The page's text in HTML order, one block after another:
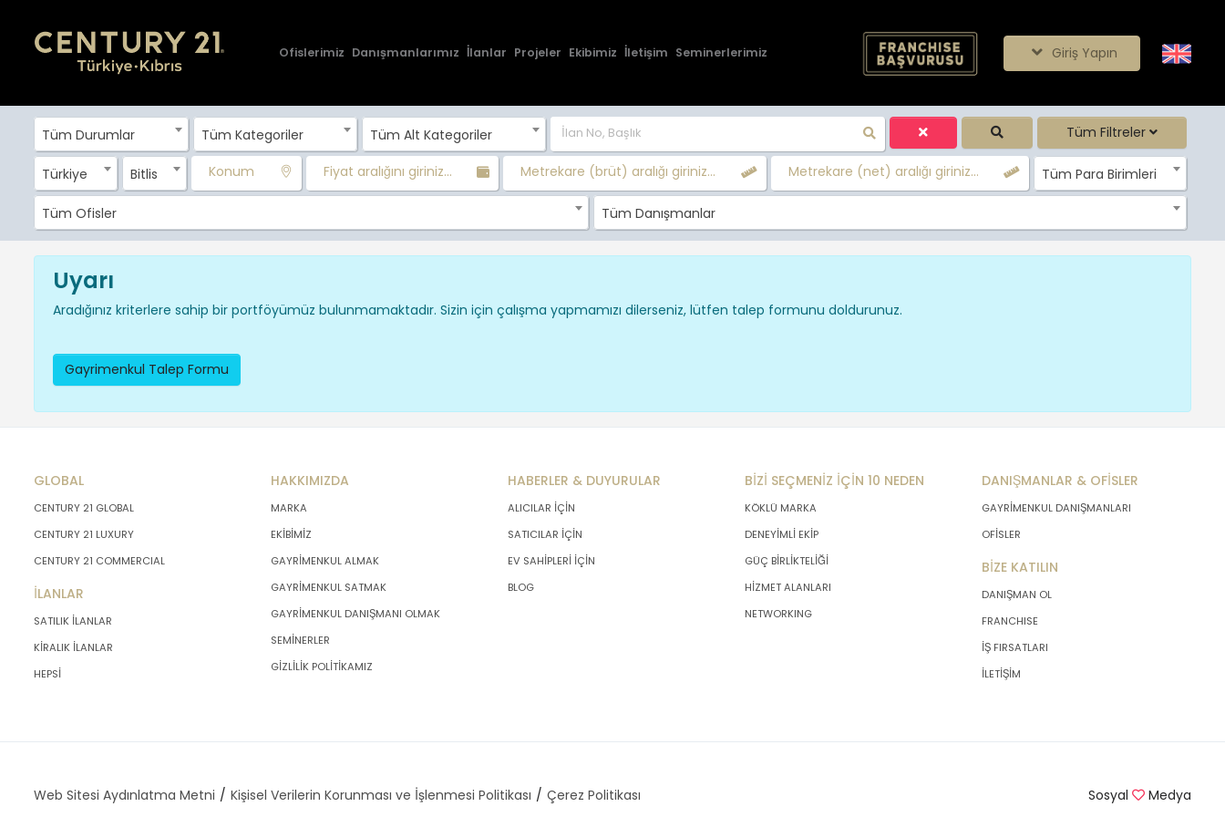
Ofislerimiz Danışmanlarımız İlanlar Projeler Ekibimiz İletişim Seminerlerimiz Giriş Yapın
Tüm Durumlar Tüm Kategoriler Tüm Alt Kategoriler Tüm Filtreler
Türkiye Bitlis Konum Fiyat aralığını giriniz... Metrekare (brüt) aralığı giriniz... Metrekare (net) aralığı giriniz... Tüm Para Birimleri
Tüm Ofisler Tüm Danışmanlar
Uyarı
Aradığınız kriterlere sahip bir portföyümüz bulunmamaktadır. Sizin için çalışma yapmamızı dilerseniz, lütfen talep formunu doldurunuz.
Gayrimenkul Talep Formu
GLOBAL
CENTURY 21 GLOBAL
CENTURY 21 LUXURY
CENTURY 21 COMMERCIAL
İLANLAR
SATILIK İLANLAR
KİRALIK İLANLAR
HEPSİ
HAKKIMIZDA
MARKA
EKİBİMİZ
GAYRİMENKUL ALMAK
GAYRİMENKUL SATMAK
GAYRİMENKUL DANIŞMANI OLMAK
SEMİNERLER
GİZLİLİK POLİTİKAMIZ
HABERLER & DUYURULAR
ALICILAR İÇİN
SATICILAR İÇİN
EV SAHİPLERİ İÇİN
BLOG
BİZİ SEÇMENİZ İÇİN 10 NEDEN
KÖKLÜ MARKA
DENEYİMLİ EKİP
GÜÇ BİRLİKTELİĞİ
HİZMET ALANLARI
NETWORKING
DANIŞMANLAR & OFİSLER
GAYRİMENKUL DANIŞMANLARI
OFİSLER
BİZE KATILIN
DANIŞMAN OL
FRANCHISE
İŞ FIRSATLARI
İLETİŞİM
Web Sitesi Aydınlatma Metni Kişisel Verilerin Korunması ve İşlenmesi Politikası Çerez Politikası Sosyal Medya